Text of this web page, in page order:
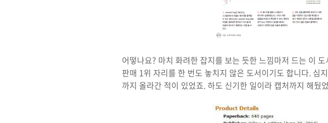
어떻나요? 마치 화려한 잡지를 보는 듯한 느낌마저 드는 이
판매 1위 자리를 한 번도 놓치지 않은 도서이기도 합니다. 심
까지 올라간 적이 있었죠. 하도 신기한 일이라 캡처까지 해뒀